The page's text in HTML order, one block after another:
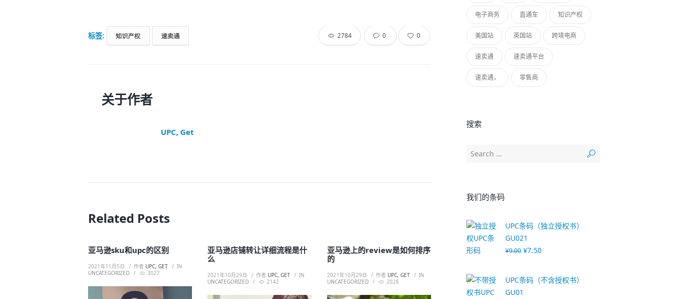
标签: 知识产权 速卖通 2784 0 0
关于作者
UPC, Get
Related Posts
亚马逊sku和upc的区别
2021年11月5日 作者 UPC, GET
IN
UNCATEGORIZED
3027
亚马逊店铺转让详细流程是什
么
2021年10月29日 作者 UPC, GET
IN
UNCATEGORIZED
2142
亚马逊上的review是如何排序
的
2021年10月29日 作者 UPC, GET
IN
UNCATEGORIZED
2028
电子商务 直通车 知识产权
美国站 英国站 跨境电商
速卖通 速卖通平台
速卖通， 零售商
搜索
我们的条码
UPC条码（独立授权书）
GU021
¥9.00 ¥7.50
UPC条码（不含授权书）
GU01